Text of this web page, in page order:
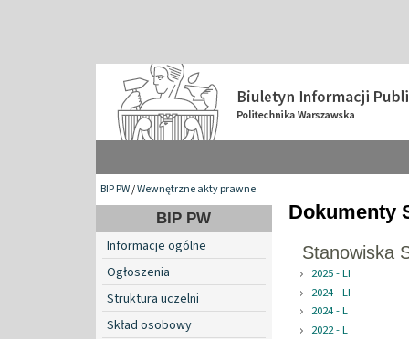
BIP PW/Wewnętrzne akty prawne
BIP PW
Informacje ogólne
Ogłoszenia
Struktura uczelni
Skład osobowy
Dokumenty
Stanowiska
2025 - LI
2024 - LI
2024 - L
2022 - L